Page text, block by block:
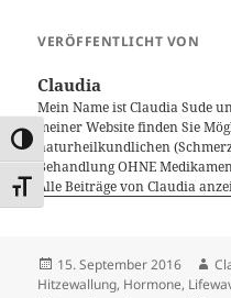
UMSCHALTEN AUF HOHE
SCHRIFT VERGRÖSSERN
VERÖFFENTLICHT VON
Claudia
Mein Name ist Claudia Sude
meiner Website finden Sie
naturheilkundlichen
Behandlung OHNE
Alle Beiträge von Claudia
Veröffentlicht
am
15. September 2016
Hitzewallung, Hormone,